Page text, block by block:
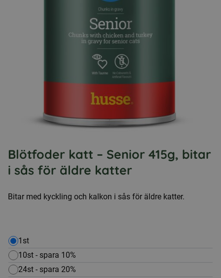
Blötfoder katt – Senior 415g, bitar
i sås för äldre katter
Bitar med kyckling och kalkon i sås för äldre katter.
1st
10st - spara 10%
24st - spara 20%